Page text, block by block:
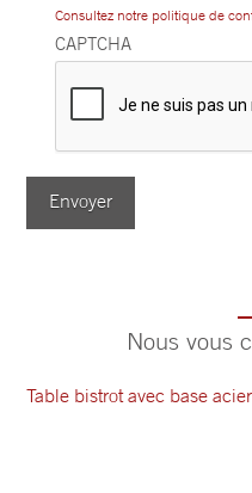
Consultez notre politique de
CAPTCHA
Envoyer
Nous vous
Table bistrot avec base